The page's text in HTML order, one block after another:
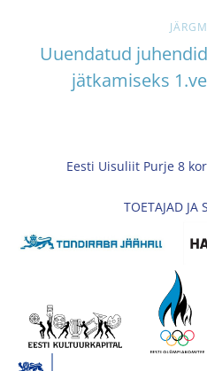
Uuendatud
jätkamiseks
Eesti Uisuliit Purje 8
TOETAJAD JA